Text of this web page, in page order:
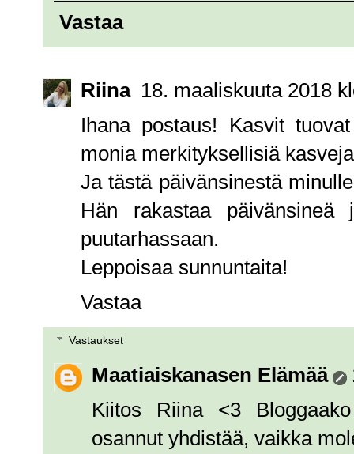
Vastaa
Riina 18. maaliskuuta 2018
Ihana postaus! Kasvit
monia merkityksellisiä
Ja tästä päivänsinestä
Hän rakastaa
puutarhassaan.
Leppoisaa sunnuntaita!
Vastaa
Vastaukset
Maatiaiskanasen Elämää
Kiitos Riina <3
osannut yhdistää, vaikka